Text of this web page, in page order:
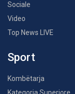
Sociale
Video
Top News LIVE
Sport
Kombëtarja